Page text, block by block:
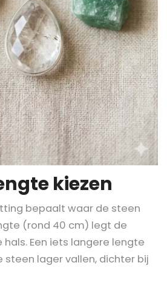
kiezen
bepaalt waar de steen
(rond 40 cm) legt de
Een iets langere lengte
lager vallen, dichter bij